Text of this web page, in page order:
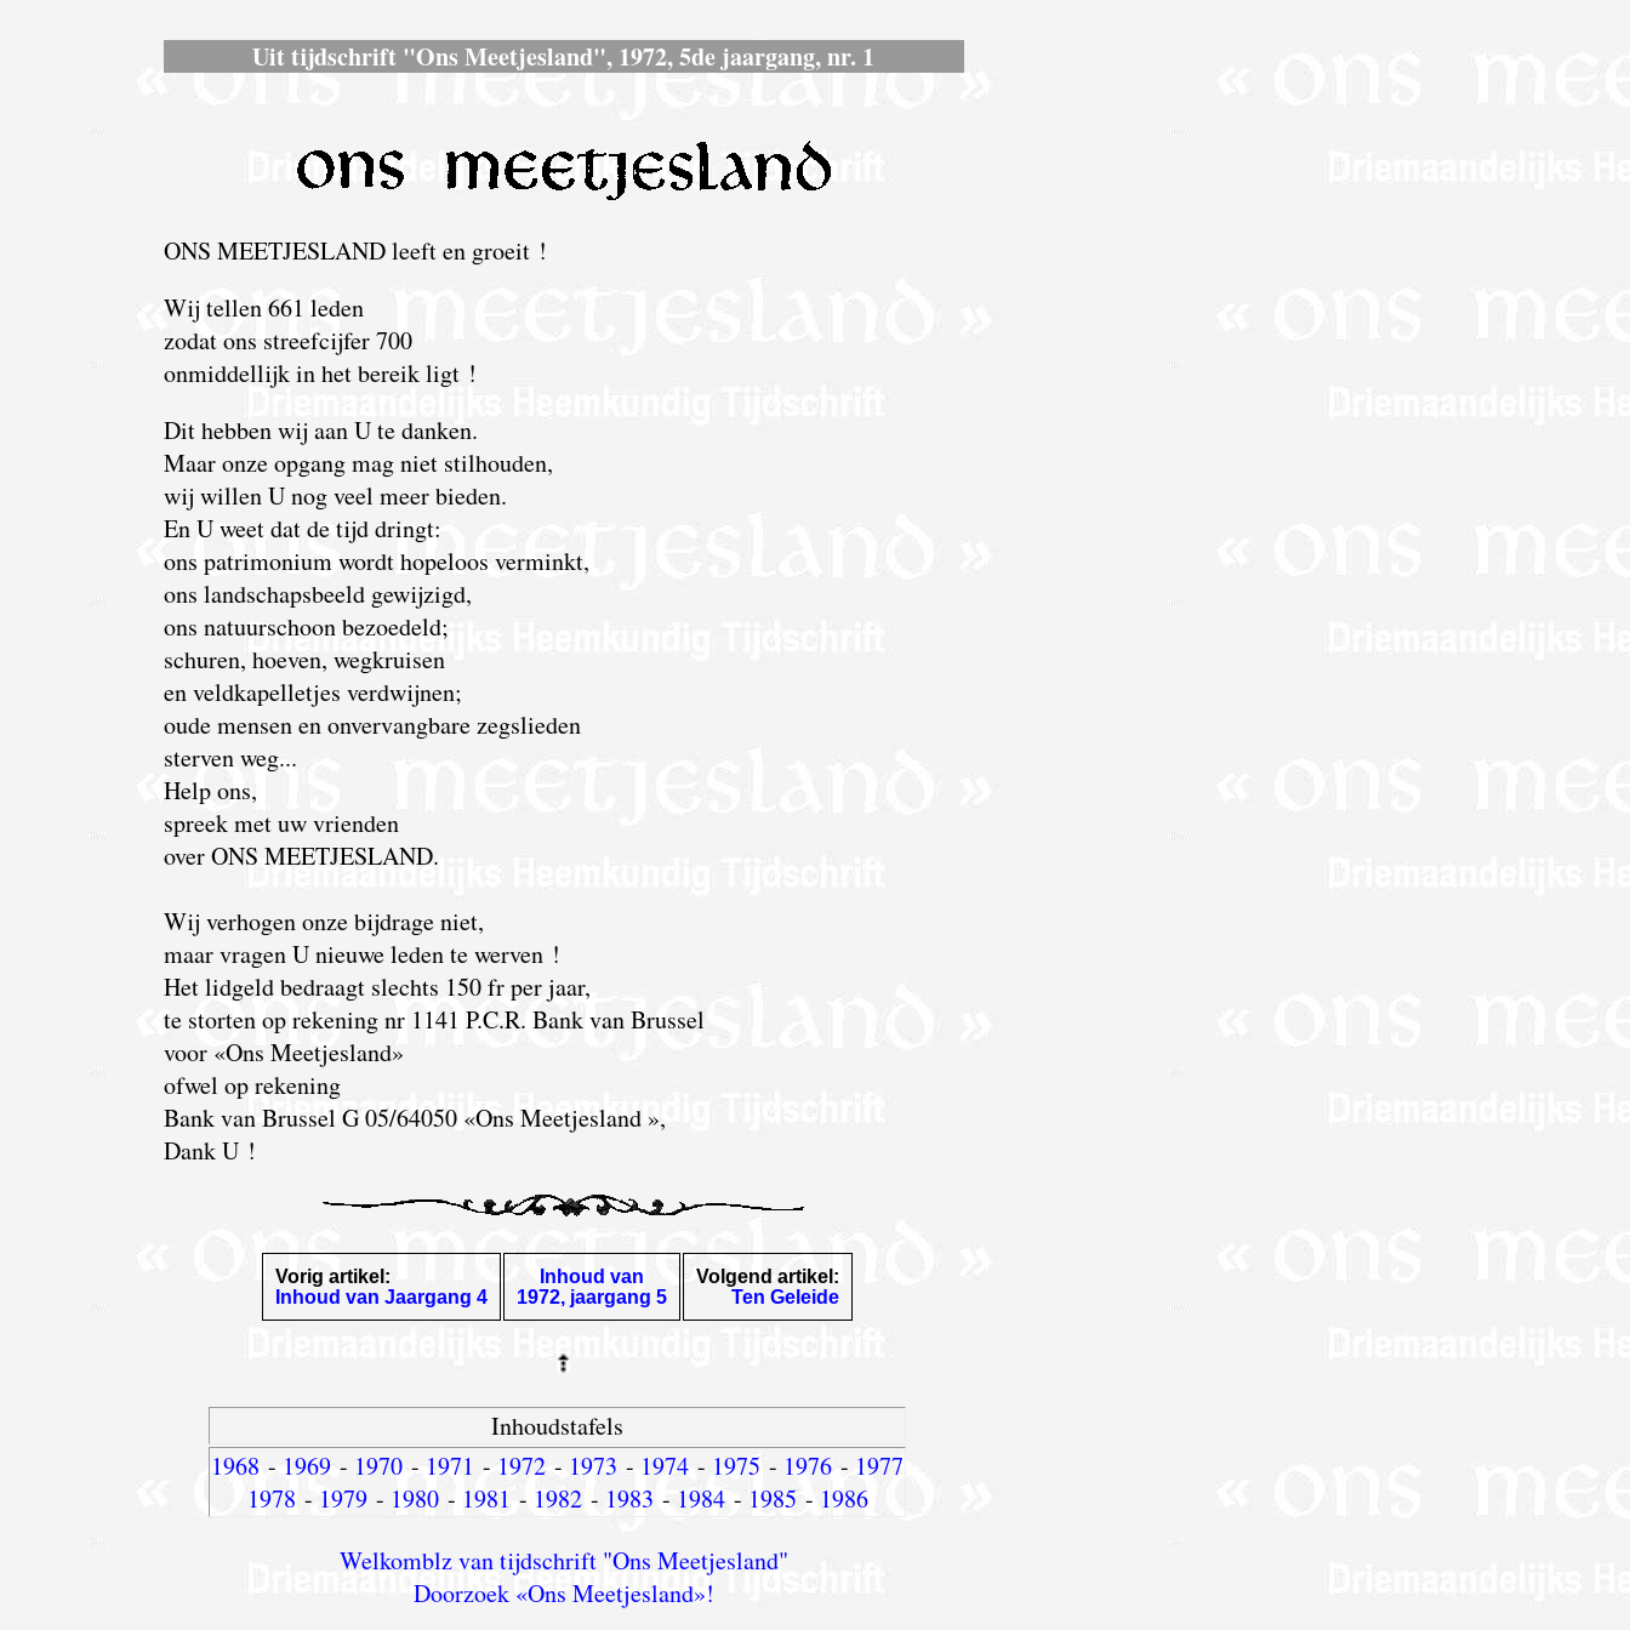
Uit tijdschrift "Ons Meetjesland", 1972, 5de jaargang, nr. 1
ONS MEETJESLAND leeft en groeit !
Wij tellen 661 leden
zodat ons streefcijfer 700
onmiddellijk in het bereik ligt !
Dit hebben wij aan U te danken.
Maar onze opgang mag niet stilhouden,
wij willen U nog veel meer bieden.
En U weet dat de tijd dringt:
ons patrimonium wordt hopeloos verminkt,
ons landschapsbeeld gewijzigd,
ons natuurschoon bezoedeld;
schuren, hoeven, wegkruisen
en veldkapelletjes verdwijnen;
oude mensen en onvervangbare zegslieden
sterven weg...
Help ons,
spreek met uw vrienden
over ONS MEETJESLAND.
Wij verhogen onze bijdrage niet,
maar vragen U nieuwe leden te werven !
Het lidgeld bedraagt slechts 150 fr per jaar,
te storten op rekening nr 1141 P.C.R. Bank van Brussel
voor «Ons Meetjesland»
ofwel op rekening
Bank van Brussel G 05/64050 «Ons Meetjesland »,
Dank U !
Vorig artikel:
Inhoud van Jaargang 4
Inhoud van
1972, jaargang 5
Volgend artikel:
Ten Geleide
Inhoudstafels
1968 - 1969 - 1970 - 1971 - 1972 - 1973 - 1974 - 1975 - 1976 - 1977
1978 - 1979- 1980- 1981 - 1982- 1983 - 1984- 1985 - 1986
Welkomblz van tijdschrift "Ons Meetjesland"
Doorzoek «Ons Meetjesland»!